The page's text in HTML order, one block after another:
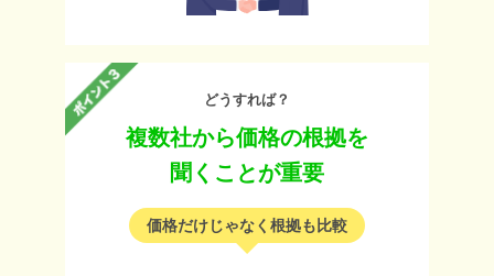
どうすれば？
複数社から価格の根拠を
聞くことが重要
価格だけじゃなく根拠も比較